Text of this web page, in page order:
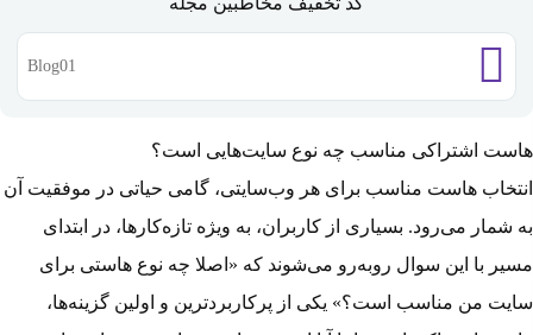
Blog01
هاست اشتراکی مناسب چه نوع سایت‌هایی است؟
انتخاب هاست مناسب برای هر وب‌سایتی، گامی حیاتی در موفقیت آن
به شمار می‌رود. بسیاری از کاربران، به ویژه تازه‌کارها، در ابتدای
مسیر با این سوال روبه‌رو می‌شوند که «اصلا چه نوع هاستی برای
سایت من مناسب است؟» یکی از پرکاربردترین و اولین گزینه‌ها،